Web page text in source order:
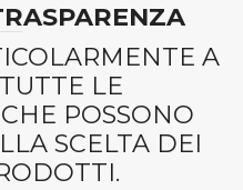
A
LE
POSSONO
SCELTA DEI